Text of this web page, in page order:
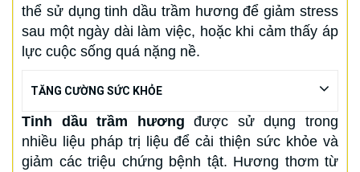
thể sử dụng tinh dầu trầm hương để giảm stress
sau một ngày dài làm việc, hoặc khi cảm thấy áp
lực cuộc sống quá nặng nề.
TĂNG CƯỜNG SỨC KHỎE
Tinh dầu trầm hương được sử dụng trong
nhiều liệu pháp trị liệu để cải thiện sức khỏe và
giảm các triệu chứng bệnh tật. Hương thơm từ